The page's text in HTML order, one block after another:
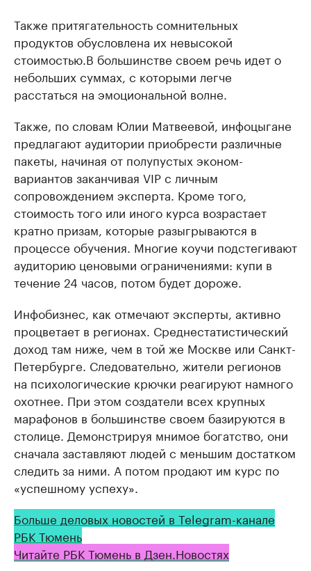
Также притягательность сомнительных
продуктов обусловлена их невысокой
стоимостью.В большинстве своем речь идет о
небольших суммах, с которыми легче
расстаться на эмоциональной волне.
Также, по словам Юлии Матвеевой, инфоцыгане
предлагают аудитории приобрести различные
пакеты, начиная от полупустых эконом-
вариантов заканчивая VIP с личным
сопровождением эксперта. Кроме того,
стоимость того или иного курса возрастает
кратно призам, которые разыгрываются в
процессе обучения. Многие коучи подстегивают
аудиторию ценовыми ограничениями: купи в
течение 24 часов, потом будет дороже.
Инфобизнес, как отмечают эксперты, активно
процветает в регионах. Среднестатистический
доход там ниже, чем в той же Москве или Санкт-
Петербурге. Следовательно, жители регионов
на психологические крючки реагируют намного
охотнее. При этом создатели всех крупных
марафонов в большинстве своем базируются в
столице. Демонстрируя мнимое богатство, они
сначала заставляют людей с меньшим достатком
следить за ними. А потом продают им курс по
«успешному успеху».
Больше деловых новостей в Telegram-канале
РБК Тюмень
Читайте РБК Тюмень в Дзен.Новостях